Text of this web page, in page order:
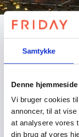
Samtykke
Denne
Vi bruger cookies
annoncer, til at
at analysere vores
din brug af vores
AWARDS
POWER
Danish
POWER sætter
FRIDAY
Hvordan skaber